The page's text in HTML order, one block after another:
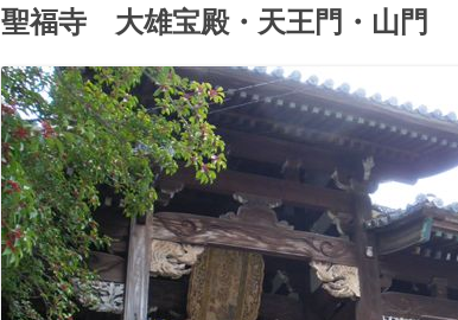
聖福寺 大雄宝殿・天王門・山